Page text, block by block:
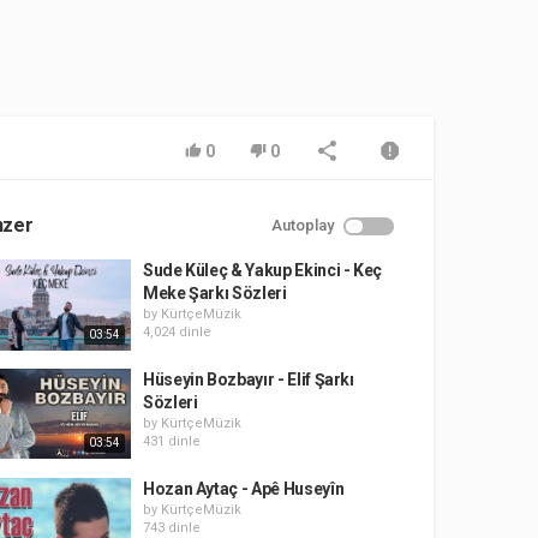
0 0
Autoplay
03:54
Sude Küleç & Yakup Ekinci - Keç
Meke Şarkı Sözleri
by KürtçeMüzik
4,024 dinle
03:54
Hüseyin Bozbayır - Elif Şarkı
Sözleri
by KürtçeMüzik
431 dinle
Hozan Aytaç - Apê Huseyîn
by KürtçeMüzik
743 dinle